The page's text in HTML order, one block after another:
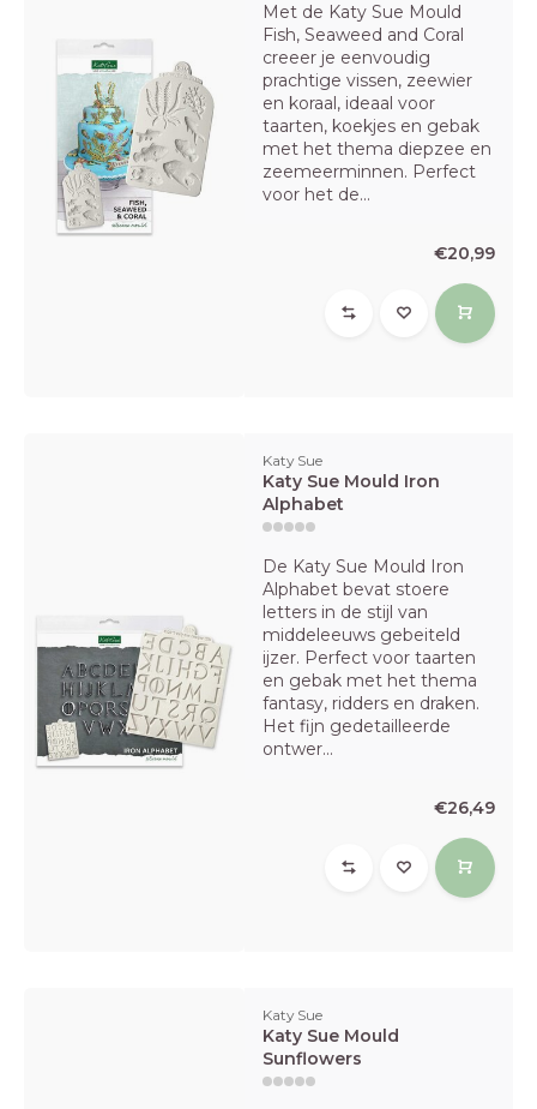
Met de Katy Sue Mould
Fish, Seaweed and Coral
creeer je eenvoudig
prachtige vissen, zeewier
en koraal, ideaal voor
taarten, koekjes en gebak
met het thema diepzee en
zeemeerminnen. Perfect
voor het de...
€20,99
Katy Sue
Katy Sue Mould Iron
Alphabet
De Katy Sue Mould Iron
Alphabet bevat stoere
letters in de stijl van
middeleeuws gebeiteld
ijzer. Perfect voor taarten
en gebak met het thema
fantasy, ridders en draken.
Het fijn gedetailleerde
ontwer...
€26,49
Katy Sue
Katy Sue Mould
Sunflowers